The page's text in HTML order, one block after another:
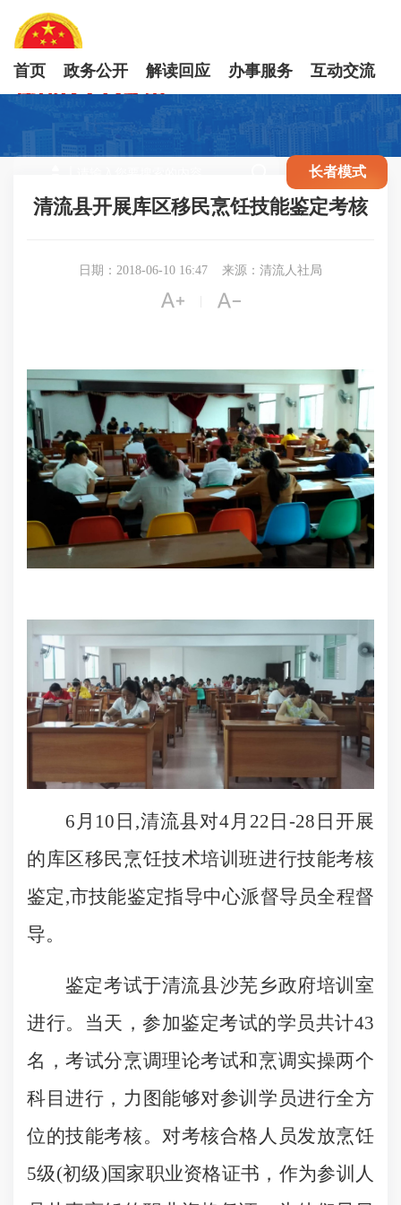
首页 政务公开 解读回应 办事服务 互动交流
长者模式
清流县开展库区移民烹饪技能鉴定考核
日期：2018-06-10 16:47 来源：清流人社局
 
6月10日 ,清流县对4月22 日-28日开展
的库区移民烹饪技术培训班进行技能考核
鉴定,市技能鉴定指导中心派督导员全程督
导。
鉴定考试于清流县沙芜乡政府培训室
进行。
当天，参加鉴定考试的学员共计43
名，考试分烹调理论考试和烹调实操两个
科目进行，力图能够对参训学员进行全方
位的技能考核。 对考核合格人员发放烹饪
5级(初级)国家职业资格证书 ， 作为参训人